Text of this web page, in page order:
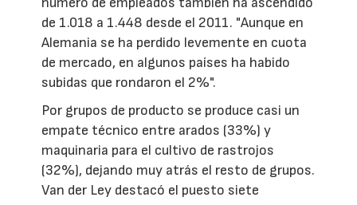
de 1.018 a 1.448 desde el 2011. "Aunque en
Alemania se ha perdido levemente en cuota
de mercado, en algunos países ha habido
subidas que rondaron el 2%".
Por grupos de producto se produce casi un
empate técnico entre arados (33%) y
maquinaria para el cultivo de rastrojos
(32%), dejando muy atrás el resto de grupos.
Van der Ley destacó el puesto siete